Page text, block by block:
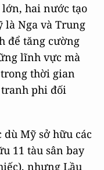
hai nước tạo
là Nga và Trung
để tăng cường
lĩnh vực mà
thời gian
phi đối
dù Mỹ sở hữu các
11 tàu sân bay
nhưng Lầu